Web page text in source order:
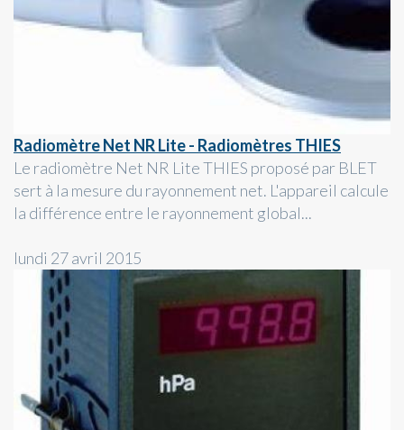
Radiomètre Net NR Lite - Radiomètres THIES
Le radiomètre Net NR Lite THIES proposé par BLET
sert à la mesure du rayonnement net. L'appareil calcule
la différence entre le rayonnement global...
lundi 27 avril 2015